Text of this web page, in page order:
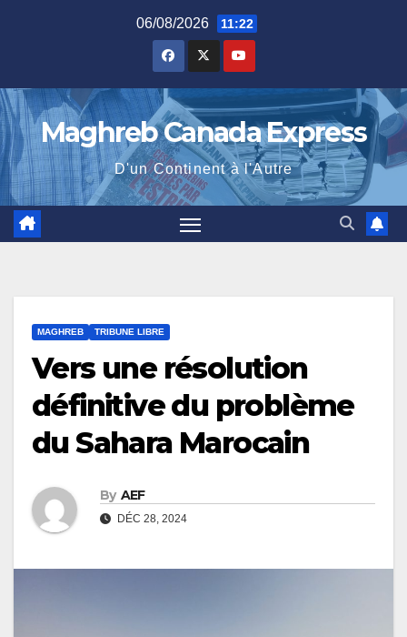
06/08/2026 11:22
Maghreb Canada Express
D'un Continent à l'Autre
MAGHREB TRIBUNE LIBRE
Vers une résolution
définitive du problème
du Sahara Marocain
By AEF
DÉC 28, 2024